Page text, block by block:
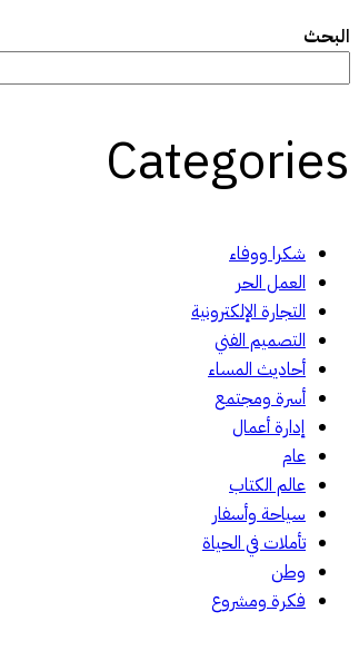
البحث
Categories
شكرا ووفاء
العمل الحر
التجارة الإلكترونية
التصميم الفني
أحاديث المساء
أسرة ومجتمع
إدارة أعمال
عام
عالم الكتاب
سياحة وأسفار
تأملات في الحياة
وطن
فكرة ومشروع